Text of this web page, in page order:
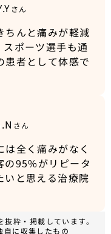
さん
ちんと痛みが軽減
ポーツ選手も通
患者として体感で
さん
全く痛みがなく
の95%がリピータ
いと思える治療院
粋・掲載しています。
に収集したもの